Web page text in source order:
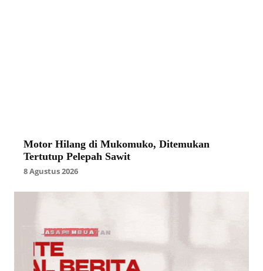
Motor Hilang di Mukomuko, Ditemukan
Tertutup Pelepah Sawit
8 Agustus 2026